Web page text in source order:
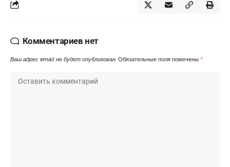
Комментариев нет
Ваш адрес email не будет опубликован. Обязательные поля помечены *